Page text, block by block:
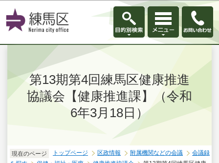
このページの本文へ移動
第13期第4回練馬区健康推進
協議会【健康推進課】（令和
6年3月18日）
現在のページ トップページ 区政情報 附属機関などの会議
会議録